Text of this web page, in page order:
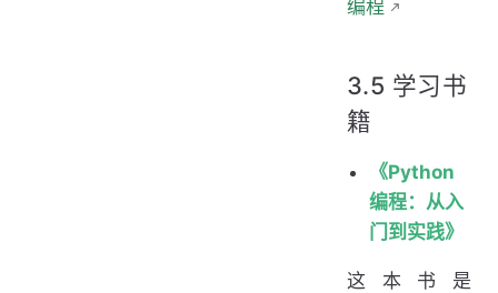
编程
3.5 学习书
籍
《Python
编程：从入
门到实践》
这本书是